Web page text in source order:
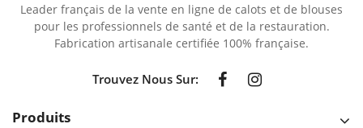
Leader français de la vente en ligne de calots et de blouses
pour les professionnels de santé et de la restauration.
Fabrication artisanale certifiée 100% française.
Trouvez Nous Sur:
Produits